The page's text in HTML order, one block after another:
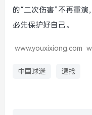
的“二次伤害”不再重
必先保护好自己。
www.youxixiong.com
中国球迷 遭抢